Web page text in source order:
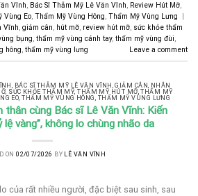
Vĩnh, Bác Sĩ Thẫm Mỹ Lê Văn Vĩnh, Review Hút Mỡ,
Vùng Eo, Thẩm Mỹ Vùng Hông, Thẩm Mỹ Vùng Lưng
Vĩnh, giảm cân, hút mỡ, review hút mỡ, sức khỏe thẩm
bụng, thẩm mỹ vùng cánh tay, thẩm mỹ vùng đùi,
hông, thẩm mỹ vùng lưng Leave a comment
BÁC SĨ THẪM MỸ LÊ VĂN VĨNH ,GIẢM CÂN
NHÂN
, SỨC KHỎE THẨM MỸ ,THẨM MỸ HÚT MỠ,THẨM MỸ
EO ,THẨM MỸ VÙNG HÔNG THẨM MỸ VÙNG LƯNG
thân cùng Bác sĩ Lê Văn Vĩnh: Kiến
vàng”, không lo chùng nhão da
ON02/07/2026 BY LÊ VĂN VĨNH
của rất nhiều người, đặc biệt sau sinh, sau